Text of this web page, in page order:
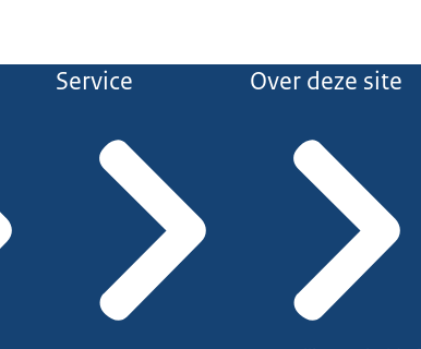
Service Over deze site